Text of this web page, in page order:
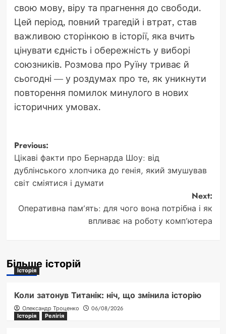
свою мову, віру та прагнення до свободи.
Цей період, повний трагедій і втрат, став
важливою сторінкою в історії, яка вчить
цінувати єдність і обережність у виборі
союзників. Розмова про Руїну триває й
сьогодні — у роздумах про те, як уникнути
повторення помилок минулого в нових
історичних умовах.
Post
navigation
Previous:
Цікаві факти про Бернарда Шоу: від
дублінського хлопчика до генія, який змушував
світ сміятися і думати
Next:
Оперативна пам’ять: для чого вона потрібна і як
впливає на роботу комп’ютера
Більше історій
Історія
Коли затонув Титанік: ніч, що змінила історію
Олександр Троценко
06/08/2026
Історія
Релігія